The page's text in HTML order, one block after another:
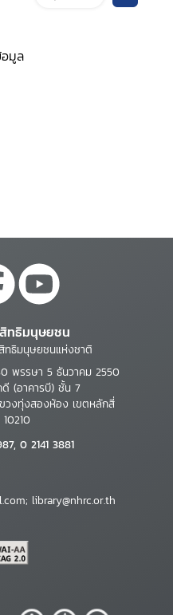
มูล
ทธิมนุษยชน
ทธิมนุษยชนแห่งชาติ
พรรษา 5 ธันวาคม 2550
ดี (อาคารบี) ชั้น 7
วงทุ่งสองห้อง เขตหลักสี่
0 2141 3881
library@nhrc.or.th